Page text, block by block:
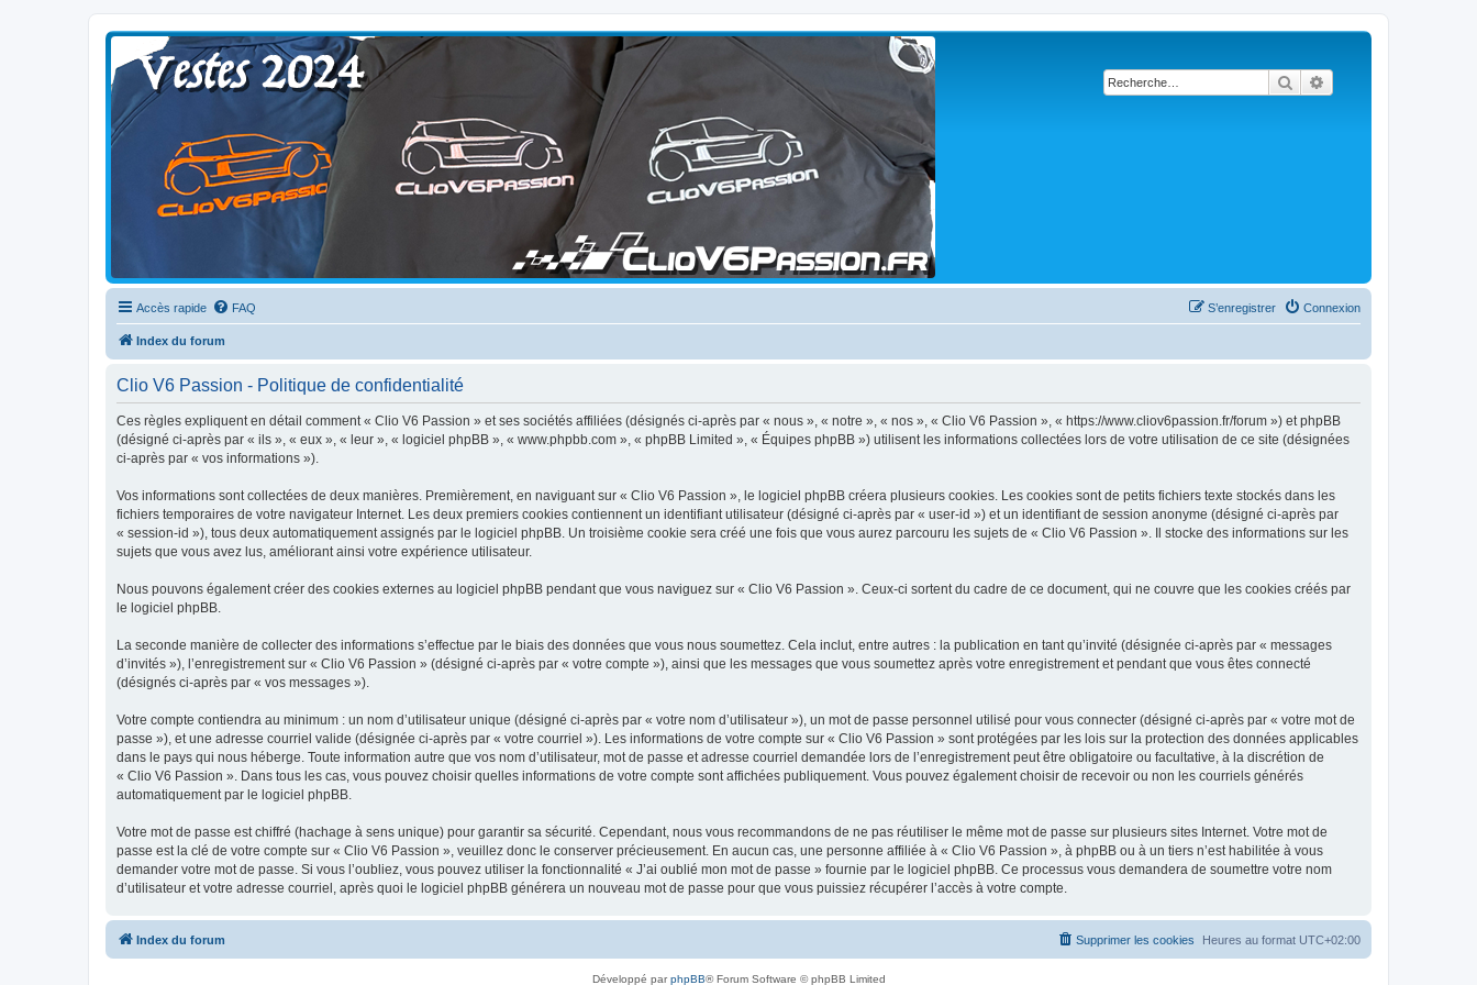
Rechercher
Clio V6 Passion
Le site français des passionnés de Clio V6
Accès rapide FAQ Connexion
S’enregistrer
Index du forum
Clio V6 Passion - Politique de confidentialité
Ces règles expliquent en détail comment « Clio V6 Passion » et ses sociétés affiliées (désignés ci-après par « nous », « notre », « nos », « Clio V6 Passion », « https://www.cliov6passion.fr/forum ») et phpBB
(désigné ci-après par « ils », « eux », « leur », « logiciel phpBB », « www.phpbb.com », « phpBB Limited », « Équipes phpBB ») utilisent les informations collectées lors de votre utilisation de ce site (désignées
ci-après par « vos informations »).
Vos informations sont collectées de deux manières. Premièrement, en naviguant sur « Clio V6 Passion », le logiciel phpBB créera plusieurs cookies. Les cookies sont de petits fichiers texte stockés dans les
fichiers temporaires de votre navigateur Internet. Les deux premiers cookies contiennent un identifiant utilisateur (désigné ci-après par « user-id ») et un identifiant de session anonyme (désigné ci-après par
« session-id »), tous deux automatiquement assignés par le logiciel phpBB. Un troisième cookie sera créé une fois que vous aurez parcouru les sujets de « Clio V6 Passion ». Il stocke des informations sur les
sujets que vous avez lus, améliorant ainsi votre expérience utilisateur.
Nous pouvons également créer des cookies externes au logiciel phpBB pendant que vous naviguez sur « Clio V6 Passion ». Ceux-ci sortent du cadre de ce document, qui ne couvre que les cookies créés par
le logiciel phpBB.
La seconde manière de collecter des informations s’effectue par le biais des données que vous nous soumettez. Cela inclut, entre autres : la publication en tant qu’invité (désignée ci-après par « messages
d’invités »), l’enregistrement sur « Clio V6 Passion » (désigné ci-après par « votre compte »), ainsi que les messages que vous soumettez après votre enregistrement et pendant que vous êtes connecté
(désignés ci-après par « vos messages »).
Votre compte contiendra au minimum : un nom d’utilisateur unique (désigné ci-après par « votre nom d’utilisateur »), un mot de passe personnel utilisé pour vous connecter (désigné ci-après par « votre mot de
passe »), et une adresse courriel valide (désignée ci-après par « votre courriel »). Les informations de votre compte sur « Clio V6 Passion » sont protégées par les lois sur la protection des données applicables
dans le pays qui nous héberge. Toute information autre que vos nom d’utilisateur, mot de passe et adresse courriel demandée lors de l’enregistrement peut être obligatoire ou facultative, à la discrétion de
« Clio V6 Passion ». Dans tous les cas, vous pouvez choisir quelles informations de votre compte sont affichées publiquement. Vous pouvez également choisir de recevoir ou non les courriels générés
automatiquement par le logiciel phpBB.
Votre mot de passe est chiffré (hachage à sens unique) pour garantir sa sécurité. Cependant, nous vous recommandons de ne pas réutiliser le même mot de passe sur plusieurs sites Internet. Votre mot de
passe est la clé de votre compte sur « Clio V6 Passion », veuillez donc le conserver précieusement. En aucun cas, une personne affiliée à « Clio V6 Passion », à phpBB ou à un tiers n’est habilitée à vous
demander votre mot de passe. Si vous l’oubliez, vous pouvez utiliser la fonctionnalité « J’ai oublié mon mot de passe » fournie par le logiciel phpBB. Ce processus vous demandera de soumettre votre nom
d’utilisateur et votre adresse courriel, après quoi le logiciel phpBB générera un nouveau mot de passe pour que vous puissiez récupérer l’accès à votre compte.
Index du forum Heures au format UTC+02:00
Supprimer les cookies
Développé parphpBB® Forum Software © phpBB Limited